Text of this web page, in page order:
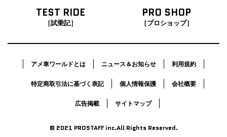
TEST RIDE
［試乗記］
PRO SHOP
［プロショップ］
アメ車ワールドとは ニュース＆お知らせ 利用規約
特定商取引法に基づく表記 個人情報保護 会社概要
広告掲載 サイトマップ
© 2021 PROSTAFF inc.All Rights Reserved.